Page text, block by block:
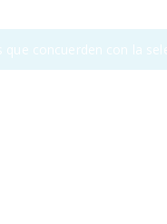
concuerden con la